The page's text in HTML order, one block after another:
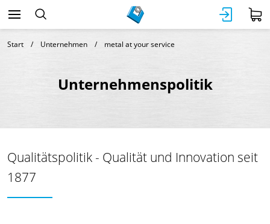
Start Unternehmen metal at your service
Unternehmenspolitik
Qualitätspolitik - Qualität und Innovation seit
1877